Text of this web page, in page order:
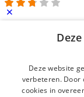
Inloggen als
Wachtwoord
Deze website
verbeteren. Door
cookies in